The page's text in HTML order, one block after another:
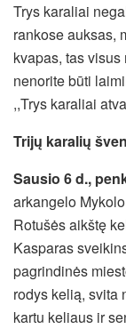
Trys karaliai
rankose auksas,
kvapas, tas
nenorite būti
,,Trys karaliai
Trijų karalių
Sausio 6 d.,
arkangelo
Rotušės aikštę
Kasparas
pagrindinės
rodys kelią, svita
kartu keliaus ir